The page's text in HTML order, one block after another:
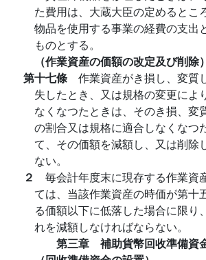
た費用は、大蔵大臣の定めるとこ
物品を使用する事業の経費の支出
ものとする。
（作業資産の価額の改定及び削除）
第十七條 作業資産がき損し、変質
失したとき、又は規格の変更によ
なくなつたときは、そのき損、変
の割合又は規格に適合しなくなつ
て、その価額を減額し、又は削除
ない。
２ 毎会計年度末に現存する作業資
ては、当該作業資産の時価が第十
る価額以下に低落した場合に限り
れを減額しなければならない。
第三章 補助貨幣回收準備資